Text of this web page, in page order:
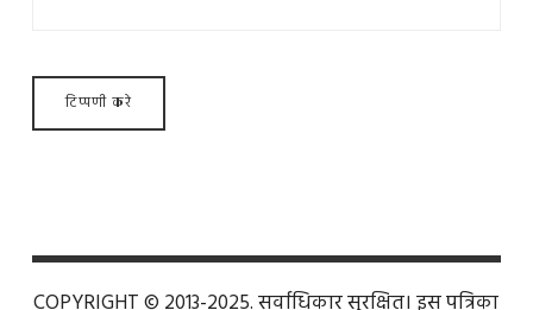
COPYRIGHT © 2013-2025. सर्वाधिकार सुरक्षित। इस पत्रिका